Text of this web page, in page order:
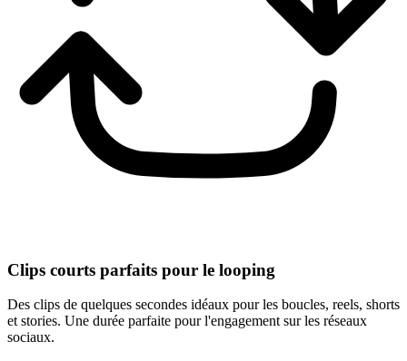
Clips courts parfaits pour le looping
Des clips de quelques secondes idéaux pour les boucles, reels, shorts
et stories. Une durée parfaite pour l'engagement sur les réseaux
sociaux.